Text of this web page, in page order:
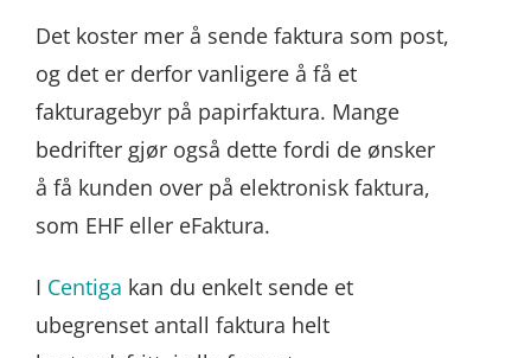
Det koster mer å sende faktura som post,
og det er derfor vanligere å få et
fakturagebyr på papirfaktura. Mange
bedrifter gjør også dette fordi de ønsker
å få kunden over på elektronisk faktura,
som EHF eller eFaktura.
I Centiga kan du enkelt sende et
ubegrenset antall faktura helt